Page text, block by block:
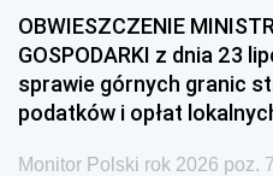
OBWIESZCZENIE
GOSPODARKI z dnia 23
sprawie górnych granic
podatków i opłat
Monitor Polski rok 2026 poz.